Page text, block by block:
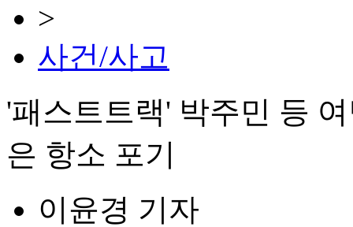
>
사건/사고
'패스트트랙' 박주민 등
은 항소 포기
이윤경 기자